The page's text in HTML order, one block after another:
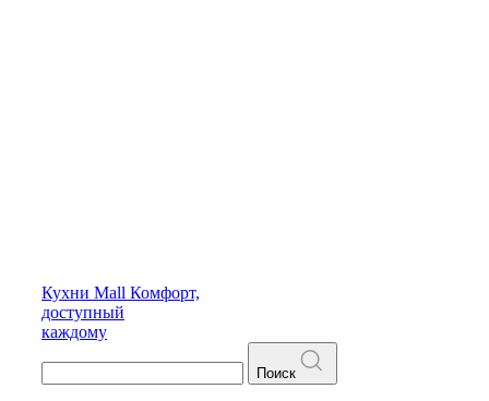
Кухни Mall Комфорт,
доступный
каждому
Поиск